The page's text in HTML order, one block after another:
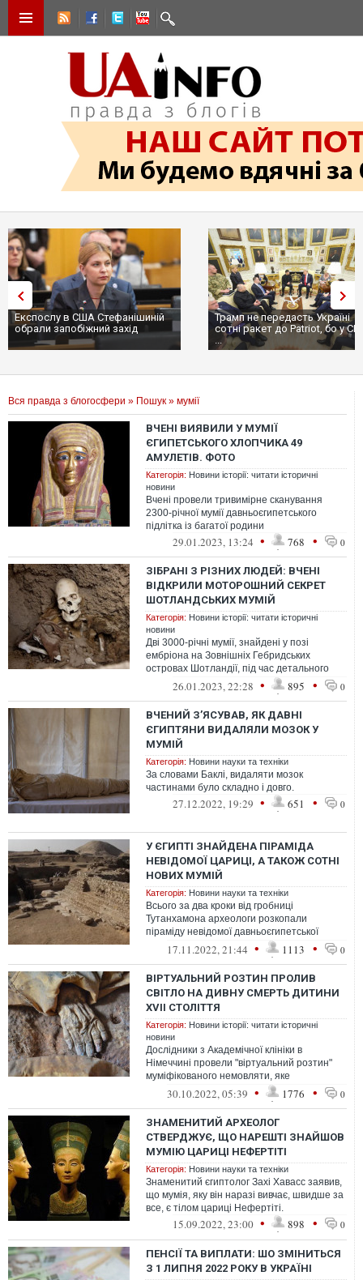
Експослу в США Стефанішиній
обрали запобіжний захід
Трамп не передасть Україні
сотні ракет до Patriot, бо у
...
Вся правда з блогосфери » Пошук » мумії
ВЧЕНІ ВИЯВИЛИ У МУМІЇ
ЄГИПЕТСЬКОГО ХЛОПЧИКА 49
АМУЛЕТІВ. ФОТО
Категорія: Новини історії: читати історичні
новини
Вчені провели тривимірне сканування
2300-річної мумії давньоєгипетського
підлітка із багатої родини
29.01.2023, 13:24 • 768 • 0
ЗІБРАНІ З РІЗНИХ ЛЮДЕЙ: ВЧЕНІ
ВІДКРИЛИ МОТОРОШНИЙ СЕКРЕТ
ШОТЛАНДСЬКИХ МУМІЙ
Категорія: Новини історії: читати історичні
новини
Дві 3000-річні мумії, знайдені у позі
ембріона на Зовнішніх Гебридських
островах Шотландії, під час детального
розгляду виявилися складеними з шести
26.01.2023, 22:28 • 895 • 0
ВЧЕНИЙ З’ЯСУВАВ, ЯК ДАВНІ
ЄГИПТЯНИ ВИДАЛЯЛИ МОЗОК У
МУМІЙ
Категорія: Новини науки та техніки
За словами Баклі, видаляти мозок
частинами було складно і довго.
27.12.2022, 19:29 • 651 • 0
У ЄГИПТІ ЗНАЙДЕНА ПІРАМІДА
НЕВІДОМОЇ ЦАРИЦІ, А ТАКОЖ СОТНІ
НОВИХ МУМІЙ
Категорія: Новини науки та техніки
Всього за два кроки від гробниці
Тутанхамона археологи розкопали
піраміду невідомої давньоєгипетської
цариці, а також схованку з трунами,
17.11.2022, 21:44 • 1113 • 0
ВІРТУАЛЬНИЙ РОЗТИН ПРОЛИВ
СВІТЛО НА ДИВНУ СМЕРТЬ ДИТИНИ
XVII СТОЛІТТЯ
Категорія: Новини історії: читати історичні
новини
Дослідники з Академічної клініки в
Німеччині провели "віртуальний розтин"
муміфікованого немовляти, яке
народилося в аристократичній австрійській
30.10.2022, 05:39 • 1776 • 0
ЗНАМЕНИТИЙ АРХЕОЛОГ
СТВЕРДЖУЄ, ЩО НАРЕШТІ ЗНАЙШОВ
МУМІЮ ЦАРИЦІ НЕФЕРТІТІ
Категорія: Новини науки та техніки
Знаменитий єгиптолог Захі Хавасс заявив,
що мумія, яку він наразі вивчає, швидше за
все, є тілом цариці Нефертіті.
15.09.2022, 23:00 • 898 • 0
ПЕНСІЇ ТА ВИПЛАТИ: ШО ЗМІНИТЬСЯ
З 1 ЛИПНЯ 2022 РОКУ В УКРАЇНІ